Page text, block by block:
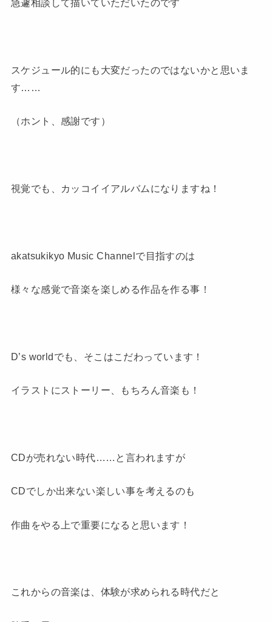
急遽相談して描いていただいたのです
スケジュール的にも大変だったのではないかと思いま
す……
（ホント、感謝です）
視覚でも、カッコイイアルバムになりますね！
akatsukikyo Music Channelで目指すのは
様々な感覚で音楽を楽しめる作品を作る事！
D’s worldでも、そこはこだわっています！
イラストにストーリー、もちろん音楽も！
CDが売れない時代……と言われますが
CDでしか出来ない楽しい事を考えるのも
作曲をやる上で重要になると思います！
これからの音楽は、体験が求められる時代だと